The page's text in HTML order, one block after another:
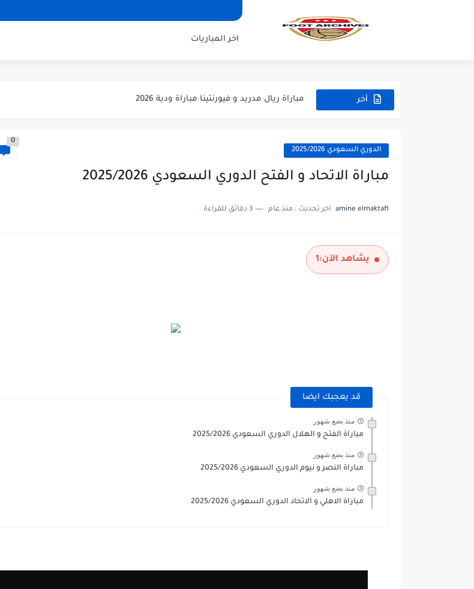
اخر المباريات
أخر مباراة ريال مدريد و فيورنتينا مباراة ودية 2026
مباراة برشلونة و بيرمنغهام مباراة ودية 2026
مباراة تشيلسي و ويسترن سيدني مباراة ودية 2026
الدوري السعودي 2025/2026
0
مباراة الاتحاد و الفتح الدوري السعودي 2025/2026
amine elmaktafi اخر تحديث : منذ عام 3 دقائق للقراءة
يشاهد الآن:1
قد يعجبك ايضا
منذ بضع شهور
مباراة الفتح و الهلال الدوري السعودي 2025/2026
منذ بضع شهور
مباراة النصر و نيوم الدوري السعودي 2025/2026
منذ بضع شهور
مباراة الاهلي و الاتحاد الدوري السعودي 2025/2026